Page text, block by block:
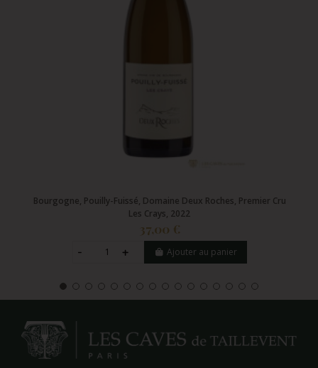
Bourgogne, Pouilly-Fuissé, Domaine Deux Roches, Premier Cru
Les Crays, 2022
37,00 €
Ajouter au panier